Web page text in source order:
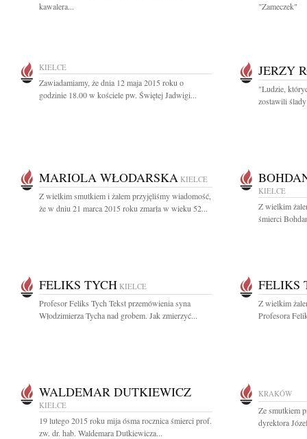
kawalera...
"Zameczek"
KIELCE
Zawiadamiamy, że dnia 12 maja 2015 roku o
godzinie 18.00 w kościele pw. Świętej Jadwigi...
JERZY
"Ludzie,
zostawili
MARIOLA WŁODARSKA KIELCE
Z wielkim smutkiem i żalem przyjęliśmy wiadomość,
że w dniu 21 marca 2015 roku zmarła w wieku 52...
KIELCE
Z wielkim
śmierci
FELIKS TYCH KIELCE
Profesor Feliks Tych Tekst przemówienia syna
Włodzimierza Tycha nad grobem. Jak zmierzyć...
FELIKS
Z wielkim
Profesora
WALDEMAR DUTKIEWICZ
KIELCE
19 lutego 2015 roku mija ósma rocznica śmierci prof.
zw. dr. hab. Waldemara Dutkiewicza...
KRAKÓW
Ze smutkiem
dyrektora